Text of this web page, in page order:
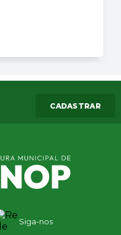
CADASTRAR
Siga-nos